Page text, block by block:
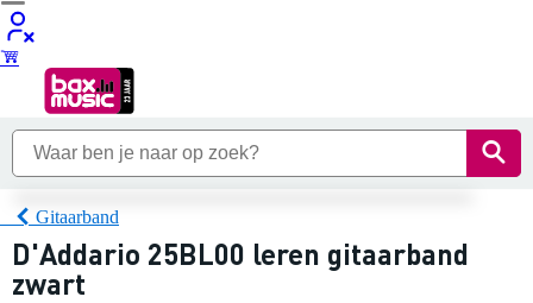
Gitaarband
D'Addario 25BL00 leren gitaarband
zwart